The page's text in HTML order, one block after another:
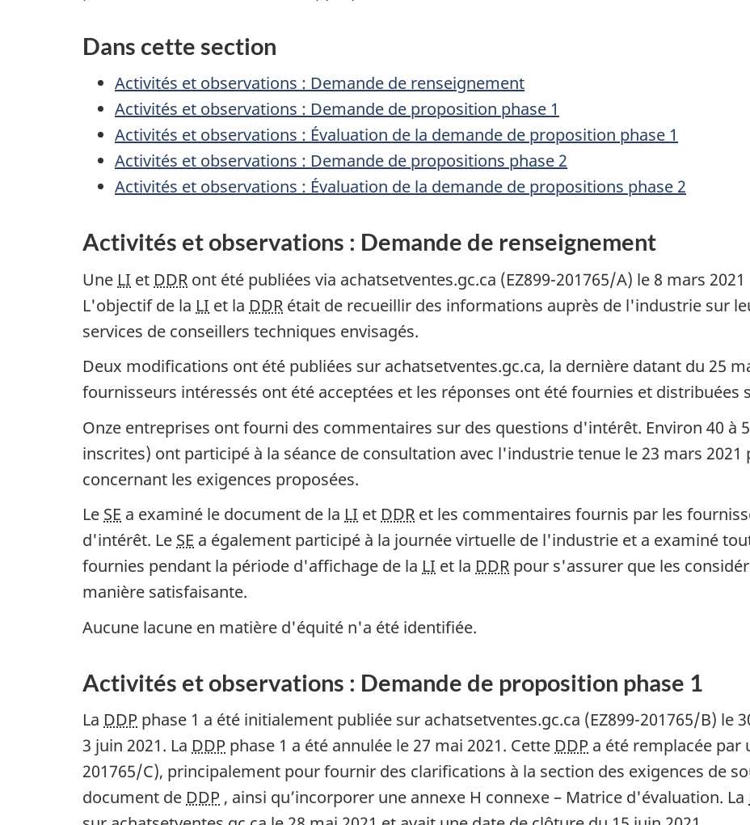
Dans cette section
Activités et observations : Demande de renseignement
Activités et observations : Demande de proposition phase 1
Activités et observations : Évaluation de la demande de proposition phase 1
Activités et observations : Demande de propositions phase 2
Activités et observations : Évaluation de la demande de propositions phase 2
Activités et observations : Demande de renseignement
Une LI et DDR ont été publiées via achatsetventes.gc.ca (EZ899-201765/A) le 8 mars
L'objectif de la LI et la DDR était de recueillir des informations auprès de l'industrie sur
services de conseillers techniques envisagés.
Deux modifications ont été publiées sur achatsetventes.gc.ca, la dernière datant du 25
fournisseurs intéressés ont été acceptées et les réponses ont été fournies et distribuées
Onze entreprises ont fourni des commentaires sur des questions d'intérêt. Environ 40 à
inscrites) ont participé à la séance de consultation avec l'industrie tenue le 23 mars
concernant les exigences proposées.
Le SE a examiné le document de la LI et DDR et les commentaires fournis par les
d'intérêt. Le SE a également participé à la journée virtuelle de l'industrie et a examiné
fournies pendant la période d'affichage de la LI et la DDR pour s'assurer que les
manière satisfaisante.
Aucune lacune en matière d'équité n'a été identifiée.
Activités et observations : Demande de proposition phase 1
La DDP phase 1 a été initialement publiée sur achatsetventes.gc.ca (EZ899-201765/B) le
3 juin 2021. La DDP phase 1 a été annulée le 27 mai 2021. Cette DDP a été remplacée par
201765/C), principalement pour fournir des clarifications à la section des exigences de
document de DDP , ainsi qu’incorporer une annexe H connexe – Matrice d'évaluation. La